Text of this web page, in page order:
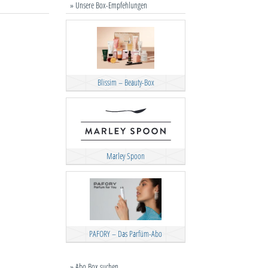
» Unsere Box-Empfehlungen
Blissim – Beauty-Box
Marley Spoon
PAFORY – Das Parfüm-Abo